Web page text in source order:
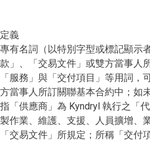
定義
專有名詞（以特別字型或標記顯示
款」、「交易文件」或雙方當事人
「服務」與「交付項目」等用詞，
方當事人所訂關聯基本合約中；如
指「供應商」為 Kyndryl 執行之「
製作業、維護、支援、人員擴增、
「交易文件」所規定；所稱「交付